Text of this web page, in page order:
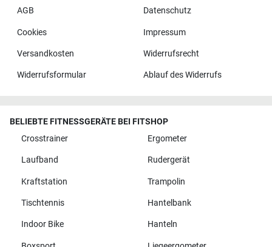
AGB
Datenschutz
Cookies Impressum
Versandkosten Widerrufsrecht
Widerrufsformular Ablauf des Widerrufs
BELIEBTE FITNESSGERÄTE BEI FITSHOP
Crosstrainer
Ergometer
Laufband Rudergerät
Kraftstation Trampolin
Tischtennis Hantelbank
Indoor Bike Hanteln